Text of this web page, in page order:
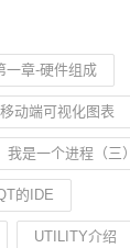
一章-硬件组成
动端可视化图表
是一个进程（三）
的IDE
UTILITY介绍